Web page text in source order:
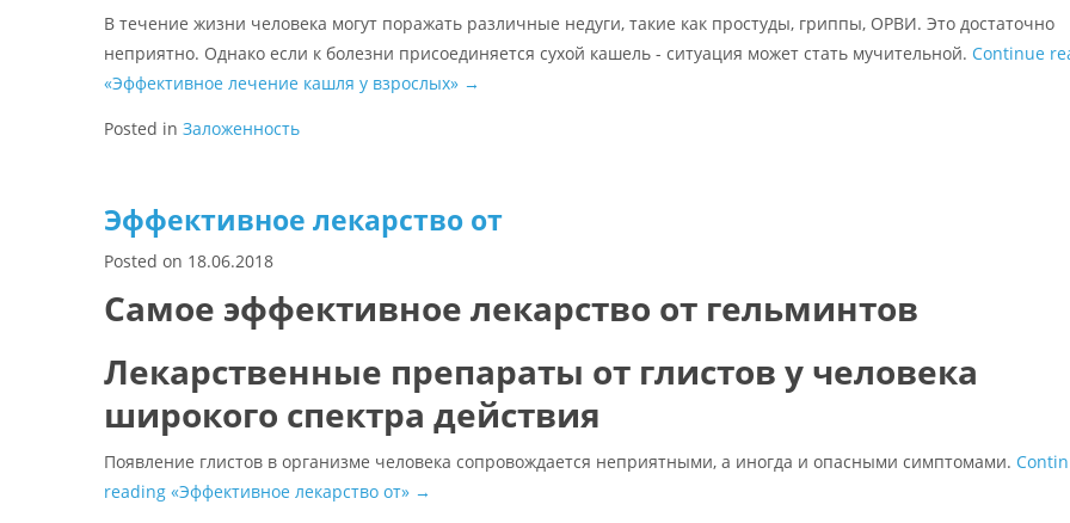
В течение жизни человека могут поражать различные недуги, такие как простуды, гриппы, ОРВИ. Это достаточно
неприятно. Однако если к болезни присоединяется сухой кашель - ситуация может стать мучительной. Continue
«Эффективное лечение кашля у взрослых» →
Posted in Заложенность
Эффективное лекарство от
Posted on 18.06.2018
Самое эффективное лекарство от гельминтов
Лекарственные препараты от глистов у человека
широкого спектра действия
Появление глистов в организме человека сопровождается неприятными, а иногда и опасными симптомами.
reading «Эффективное лекарство от» →